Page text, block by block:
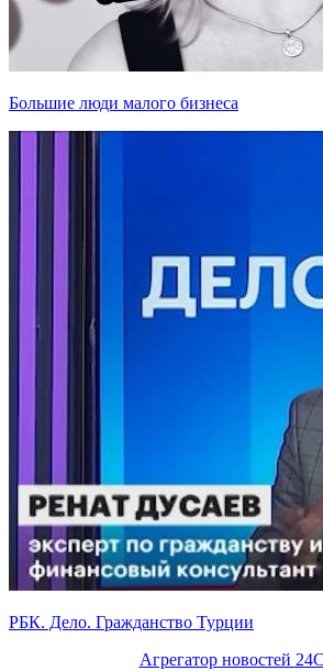
Большие люди малого бизнеса
РБК. Дело. Гражданство Турции
Агрегатор новостей